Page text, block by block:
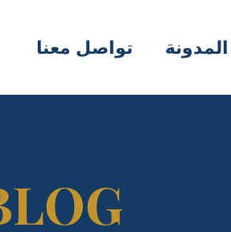
المدونة تواصل معنا